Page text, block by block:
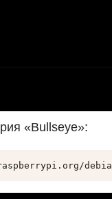
«Bullseye»: